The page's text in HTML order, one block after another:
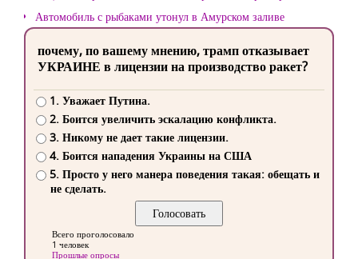
Автомобиль с рыбаками утонул в Амурском заливе
почему, по вашему мнению, трамп отказывает
УКРАИНЕ в лицензии на производство ракет?
1. Уважает Путина.
2. Боится увеличить эскалацию конфликта.
3. Никому не дает такие лицензии.
4. Боится нападения Украины на США
5. Просто у него манера поведения такая: обещать и
не сделать.
Всего проголосовало
1 человек
Прошлые опросы